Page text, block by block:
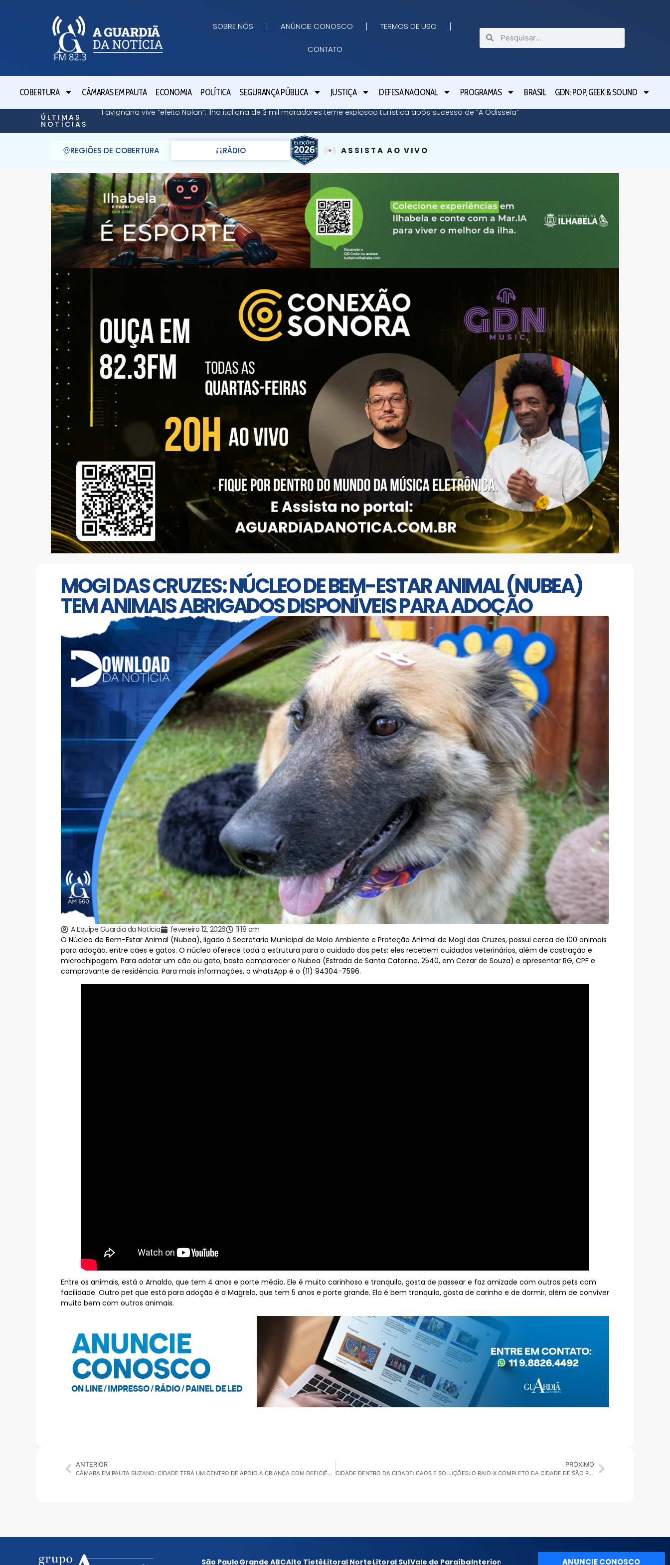
SOBRE NÓS ANÚNCIE CONOSCO TERMOS DE USO
CONTATO
COBERTURA CÂMARAS EM PAUTA ECONOMIA POLÍTICA SEGURANÇA PÚBLICA JUSTIÇA DEFESA NACIONAL PROGRAMAS BRASIL GDN: POP, GEEK & SOUND
ÚLTIMAS
NOTÍCIAS
Favignana vive “efeito Nolan”: ilha italiana de 3 mil moradores teme explosão turística após sucesso de “A Odisseia” Lula
REGIÕES DE COBERTURA RÁDIO ASSISTA AO VIVO
MOGI DAS CRUZES: NÚCLEO DE BEM-ESTAR ANIMAL (NUBEA)
TEM ANIMAIS ABRIGADOS DISPONÍVEIS PARA ADOÇÃO
A Equipe Guardiã da Notícia fevereiro 12, 2026
11:18 am
O Núcleo de Bem-Estar Animal (Nubea), ligado à Secretaria Municipal de Meio Ambiente e Proteção Animal de Mogi das Cruzes, possui cerca de 100 animais
para adoção, entre cães e gatos. O núcleo oferece toda a estrutura para o cuidado dos pets: eles recebem cuidados veterinários, além de castração e
microchipagem. Para adotar um cão ou gato, basta comparecer o Nubea (Estrada de Santa Catarina, 2540, em Cezar de Souza) e apresentar RG, CPF e
comprovante de residência. Para mais informações, o whatsApp é o (11) 94304-7596.
Entre os animais, está o Arnaldo, que tem 4 anos e porte médio. Ele é muito carinhoso e tranquilo, gosta de passear e faz amizade com outros pets com
facilidade. Outro pet que está para adoção é a Magrela, que tem 5 anos e porte grande. Ela é bem tranquila, gosta de carinho e de dormir, além de conviver
muito bem com outros animais.
ANTERIOR
CÂMARA EM PAUTA SUZANO: CIDADE TERÁ UM CENTRO DE APOIO À CRIANÇA COM DEFICIÊNCIA
PRÓXIMO
CIDADE DENTRO DA CIDADE: CAOS E SOLUÇÕES: O RAIO-X COMPLETO DA CIDADE DE SÃO PAULO NESTA QUARTA-FEIRA
São PauloGrande ABCAlto TietêLitoral NorteLitoral SulVale do ParaíbaInterior ANUNCIE CONOSCO